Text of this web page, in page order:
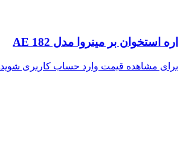
اره استخوان بر مینروا مدل AE 182
برای مشاهده قیمت وارد حساب کاربری شوید